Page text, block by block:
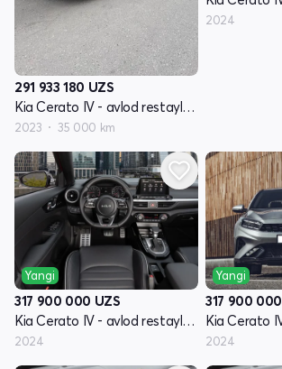
291 933 180 UZS
Kia Cerato IV - avlod restayling
2023 35 000 km
2024
Yangi
317 900 000 UZS
Kia Cerato IV - avlod restayling
2024
Yangi
317 900 000
2024